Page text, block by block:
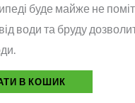
буде майже не
води та бруду
В КОШИК